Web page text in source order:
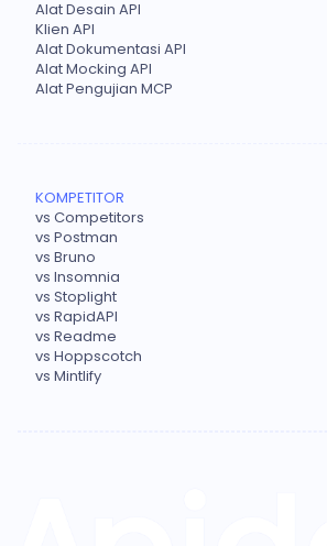
Alat Desain API
Klien API
Alat Dokumentasi API
Alat Mocking API
Alat Pengujian MCP
KOMPETITOR
vs Competitors
vs Postman
vs Bruno
vs Insomnia
vs Stoplight
vs RapidAPI
vs Readme
vs Hoppscotch
vs Mintlify